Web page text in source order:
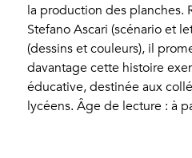
la production des planches.
Stefano Ascari (scénario et
(dessins et couleurs), il
davantage cette histoire
éducative, destinée aux
lycéens. Âge de lecture : à